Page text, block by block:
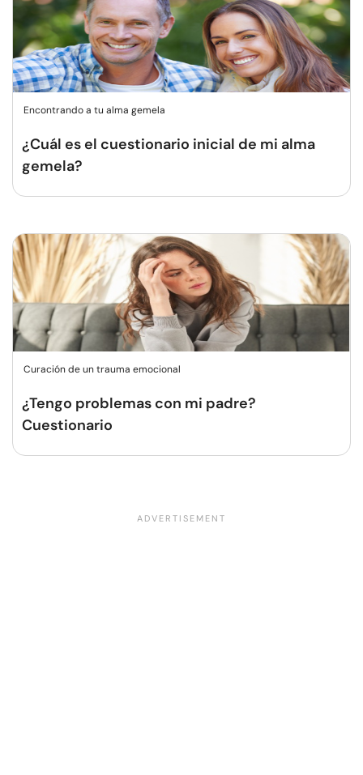
Encontrando a tu alma gemela
¿Cuál es el cuestionario inicial de mi alma
gemela?
Curación de un trauma emocional
¿Tengo problemas con mi padre?
Cuestionario